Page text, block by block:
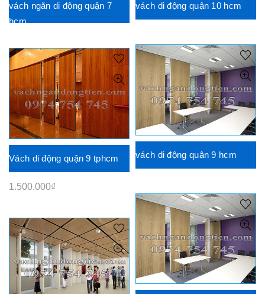
vách ngăn di động quận 7
hcm
vách di động quận 10 hcm
vách di động quận 9 hcm
Vách di động quận 9 tphcm
1.500.000₫